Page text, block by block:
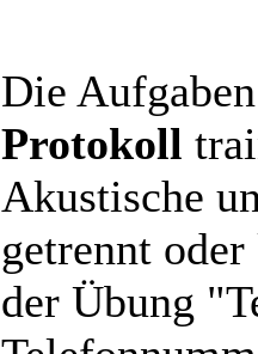
Die
Protokoll
Akustische
getrennt
der Übung